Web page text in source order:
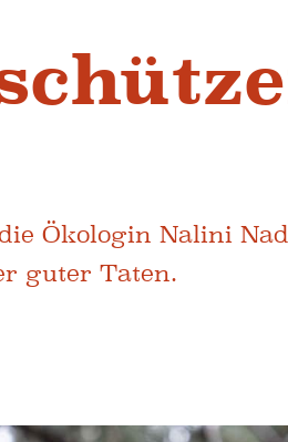
Ökologin Nalini
guter Taten.